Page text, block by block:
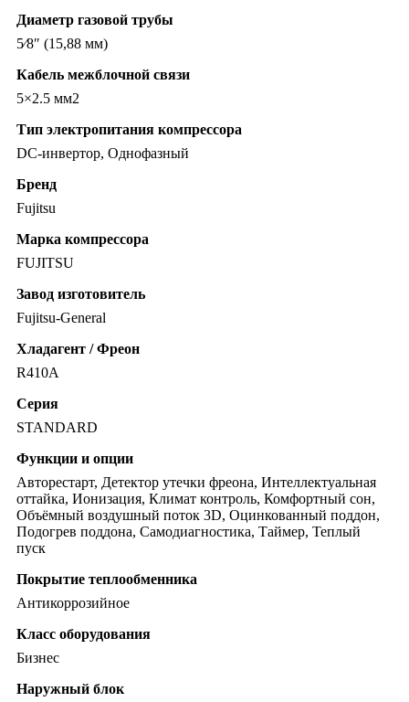
Диаметр газовой трубы
5⁄8″ (15,88 мм)
Кабель межблочной связи
5×2.5 мм2
Тип электропитания компрессора
DC-инвертор, Однофазный
Бренд
Fujitsu
Марка компрессора
FUJITSU
Завод изготовитель
Fujitsu-General
Хладагент / Фреон
R410A
Серия
STANDARD
Функции и опции
Авторестарт, Детектор утечки фреона, Интеллектуальная
оттайка, Ионизация, Климат контроль, Комфортный сон,
Объёмный воздушный поток 3D, Оцинкованный поддон,
Подогрев поддона, Самодиагностика, Таймер, Теплый
пуск
Покрытие теплообменника
Антикоррозийное
Класс оборудования
Бизнес
Наружный блок